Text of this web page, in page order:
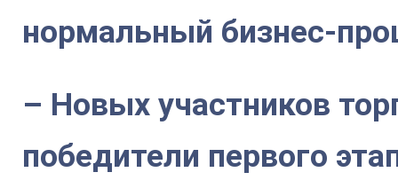
нормальный бизнес-
– Новых участников
победители первого